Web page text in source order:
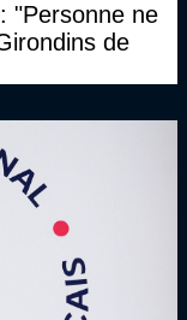
"Personne ne
de